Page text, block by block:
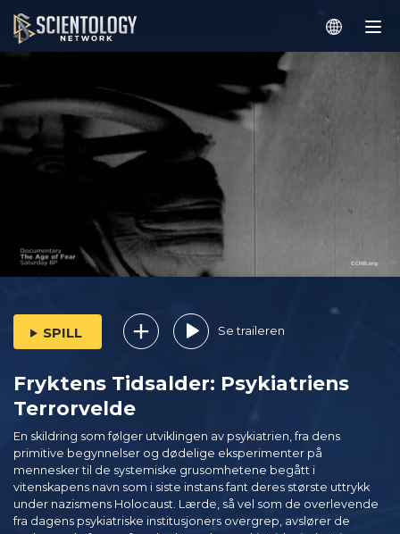
SPILL Se traileren
Fryktens Tidsalder: Psykiatriens
Terrorvelde
En skildring som følger utviklingen av psykiatrien, fra dens
primitive begynnelser og dødelige eksperimenter på
mennesker til de systemiske grusomhetene begått i
vitenskapens navn som i siste instans fant deres største uttrykk
under nazismens Holocaust. Lærde, så vel som de overlevende
fra dagens psykiatriske institusjoners overgrep, avslører de